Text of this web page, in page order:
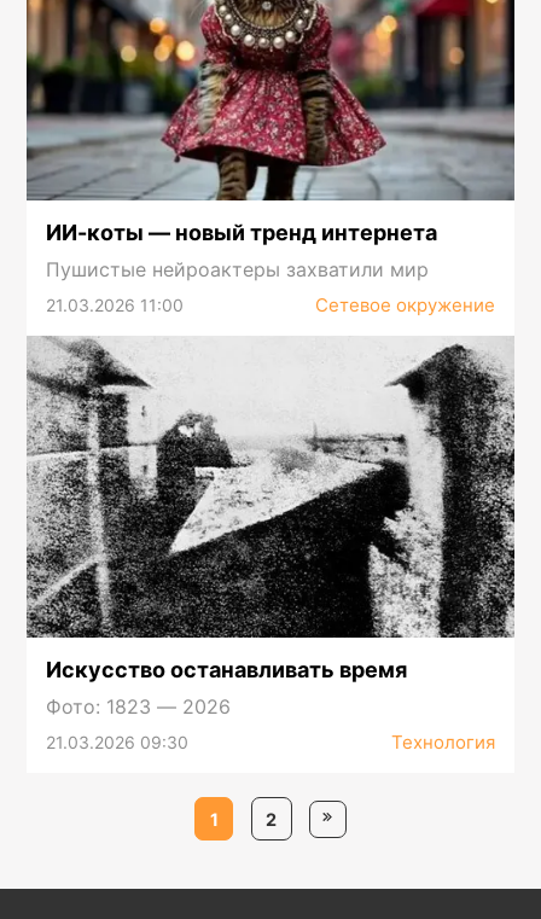
ИИ-коты — новый тренд интернета
Пушистые нейроактеры захватили мир
21.03.2026 11:00 Сетевое окружение
Искусство останавливать время
Фото: 1823 — 2026
21.03.2026 09:30 Технология
1 2